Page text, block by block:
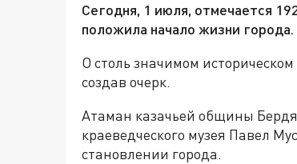
Сегодня, 1 июля, отмечается
положила начало жизни города.
О столь значимом
создав очерк.
Атаман казачьей общины
краеведческого музея Павел
становлении города.